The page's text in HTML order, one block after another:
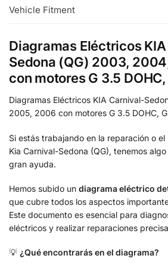
Vehicle Fitment
Diagramas Eléctricos
Sedona (QG) 2003,
con motores G 3.5
Diagramas Eléctricos KIA Carnival-
2005, 2006 con motores G 3.5 DOHC,
Si estás trabajando en la reparación o
Kia Carnival-Sedona (QG), tenemos
gran ayuda.
Hemos subido un diagrama eléctrico
que cubre todos los aspectos
Este documento es esencial para
eléctricos y realizar reparaciones
💡 ¿Qué encontrarás en el diagrama?